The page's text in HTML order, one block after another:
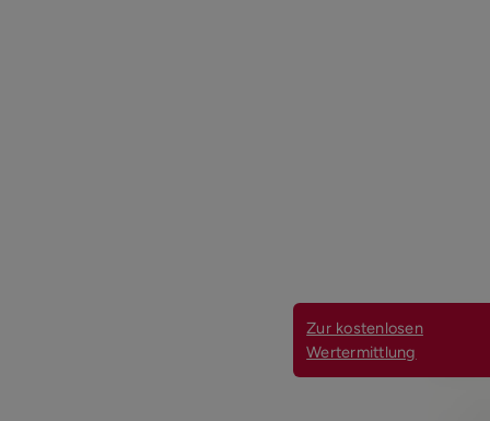
Zur kostenlosen
Wertermittlung